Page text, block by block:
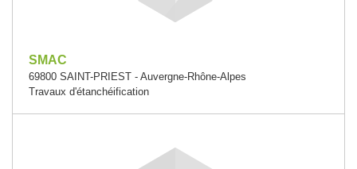
SMAC
69800 SAINT-PRIEST - Auvergne-Rhône-Alpes
Travaux d'étanchéification